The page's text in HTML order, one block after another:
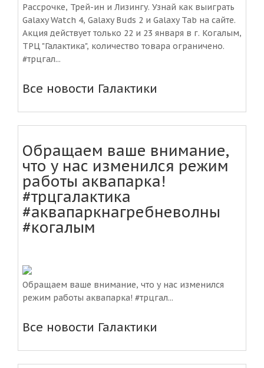
Рассрочке, Трей-ин и Лизингу. Узнай как выиграть
Galaxy Watch 4, Galaxy Buds 2 и Galaxy Tab на сайте.
Акция действует только 22 и 23 января в г. Когалым,
ТРЦ "Галактика", количество товара ограничено.
#трцгал...
Все новости Галактики
Обращаем ваше внимание,
что у нас изменился режим
работы аквапарка!
#трцгалактика
#аквапаркнагребневолны
#когалым
Обращаем ваше внимание, что у нас изменился
режим работы аквапарка! #трцгал...
Все новости Галактики